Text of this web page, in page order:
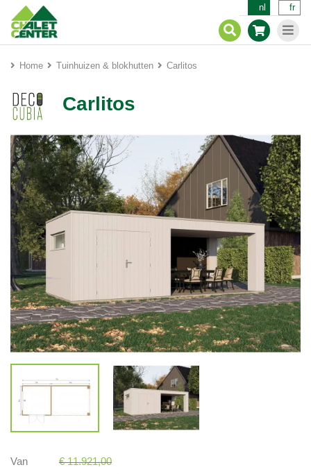
nl fr
Home Tuinhuizen & blokhutten Carlitos
Carlitos
Van
€ 11.921,00